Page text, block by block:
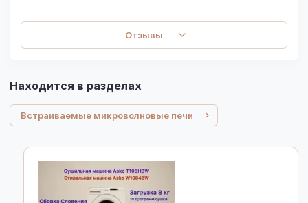
Отзывы
Находится в разделах
Встраиваемые микроволновые печи